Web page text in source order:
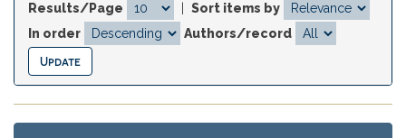
Results/Page
Sort items by
In order
Authors/record